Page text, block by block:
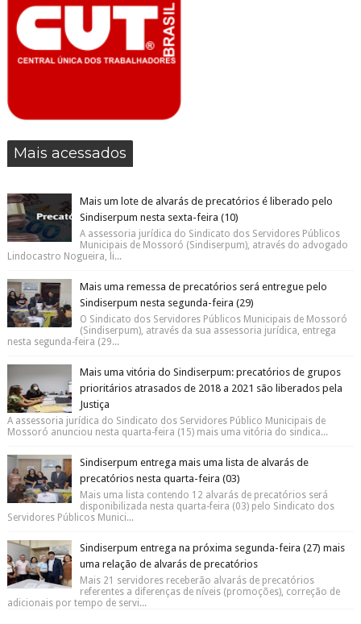
Mais acessados
Mais um lote de alvarás de precatórios é liberado pelo
Sindiserpum nesta sexta-feira (10)
A assessoria jurídica do Sindicato dos Servidores Públicos
Municipais de Mossoró (Sindiserpum), através do advogado
Lindocastro Nogueira, li...
Mais uma remessa de precatórios será entregue pelo
Sindiserpum nesta segunda-feira (29)
O Sindicato dos Servidores Públicos Municipais de Mossoró
(Sindiserpum), através da sua assessoria jurídica, entrega
nesta segunda-feira (29...
Mais uma vitória do Sindiserpum: precatórios de grupos
prioritários atrasados de 2018 a 2021 são liberados pela
Justiça
A assessoria jurídica do Sindicato dos Servidores Público Municipais de
Mossoró anunciou nesta quarta-feira (15) mais uma vitória do sindica...
Sindiserpum entrega mais uma lista de alvarás de
precatórios nesta quarta-feira (03)
Mais uma lista contendo 12 alvarás de precatórios será
disponibilizada nesta quarta-feira (03) pelo Sindicato dos
Servidores Públicos Munici...
Sindiserpum entrega na próxima segunda-feira (27) mais
uma relação de alvarás de precatórios
Mais 21 servidores receberão alvarás de precatórios
referentes a diferenças de níveis (promoções), correção de
adicionais por tempo de servi...